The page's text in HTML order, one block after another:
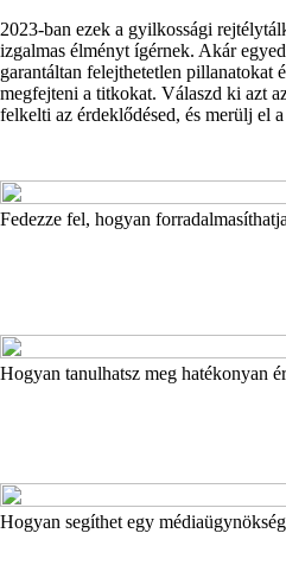
2023-ban ezek a gyilkossági
izgalmas élményt ígérnek. Akár
garantáltan felejthetetlen pillanatokat
megfejteni a titkokat. Válaszd ki azt
felkelti az érdeklődésed, és merülj el
Fedezze fel, hogyan
Hogyan tanulhatsz meg hatékonyan
Hogyan segíthet egy